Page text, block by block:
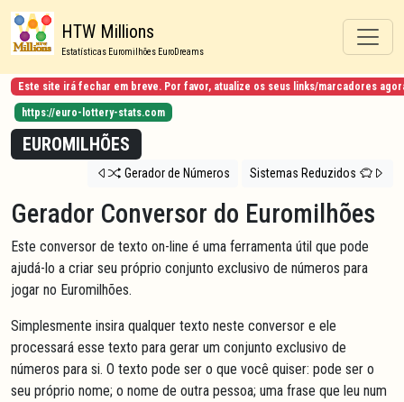
HTW Millions
Estatísticas Euromilhões EuroDreams
Este site irá fechar em breve. Por favor, atualize os seus links/marcadores
https://euro-lottery-stats.com
EUROMILHÕES
Gerador de Números Sistemas Reduzidos
Gerador Conversor do Euromilhões
Este conversor de texto on-line é uma ferramenta útil que pode
ajudá-lo a criar seu próprio conjunto exclusivo de números para
jogar no Euromilhões.
Simplesmente insira qualquer texto neste conversor e ele
processará esse texto para gerar um conjunto exclusivo de
números para si. O texto pode ser o que você quiser: pode ser o
seu próprio nome; o nome de outra pessoa; uma frase que leu num